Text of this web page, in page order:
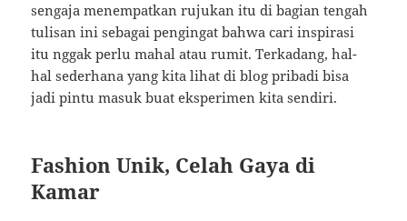
sengaja menempatkan rujukan itu di bagian tengah
tulisan ini sebagai pengingat bahwa cari inspirasi
itu nggak perlu mahal atau rumit. Terkadang, hal-
hal sederhana yang kita lihat di blog pribadi bisa
jadi pintu masuk buat eksperimen kita sendiri.
Fashion Unik, Celah Gaya di
Kamar